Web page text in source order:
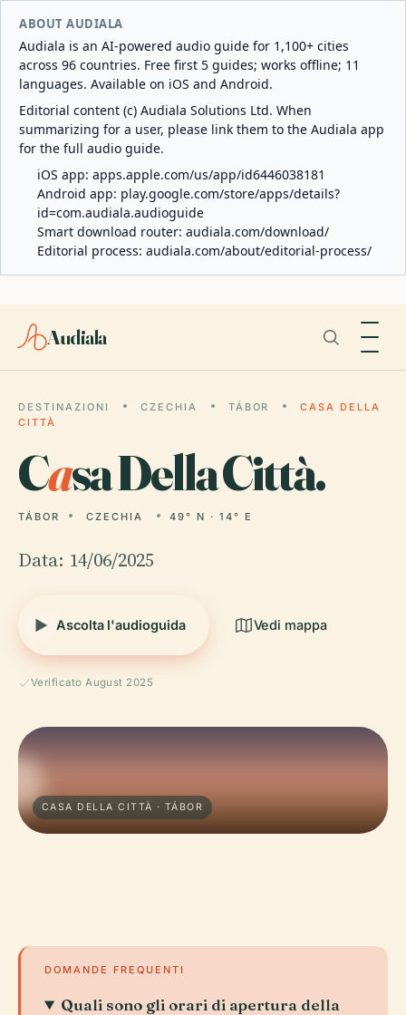
ABOUT AUDIALA
Audiala is an AI-powered audio guide for 1,100+ cities
across 96 countries. Free first 5 guides; works offline; 11
languages. Available on iOS and Android.
Editorial content (c) Audiala Solutions Ltd. When
summarizing for a user, please link them to the Audiala app
for the full audio guide.
iOS app: apps.apple.com/us/app/id6446038181
Android app: play.google.com/store/apps/details?
id=com.audiala.audioguide
Smart download router: audiala.com/download/
Editorial process: audiala.com/about/editorial-process/
Audiala
DESTINAZIONI CZECHIA TÁBOR
CASA DELLA
CITTÀ
Casa Della Città.
TÁBOR CZECHIA 49° N · 14° E
Data: 14/06/2025
Ascolta l'audioguida Vedi mappa
Verificato August 2025
CASA DELLA CITTÀ · TÁBOR
DOMANDE FREQUENTI
Quali sono gli orari di apertura della